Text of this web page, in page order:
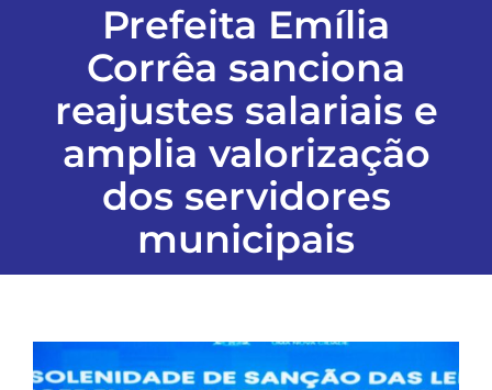
FALE CONOSCO
EDIÇÕES EM PDF
Prefeita Emília
Corrêa sanciona
reajustes salariais e
amplia valorização
dos servidores
municipais